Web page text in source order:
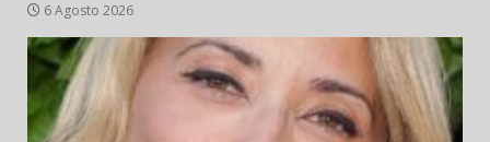
6 Agosto 2026